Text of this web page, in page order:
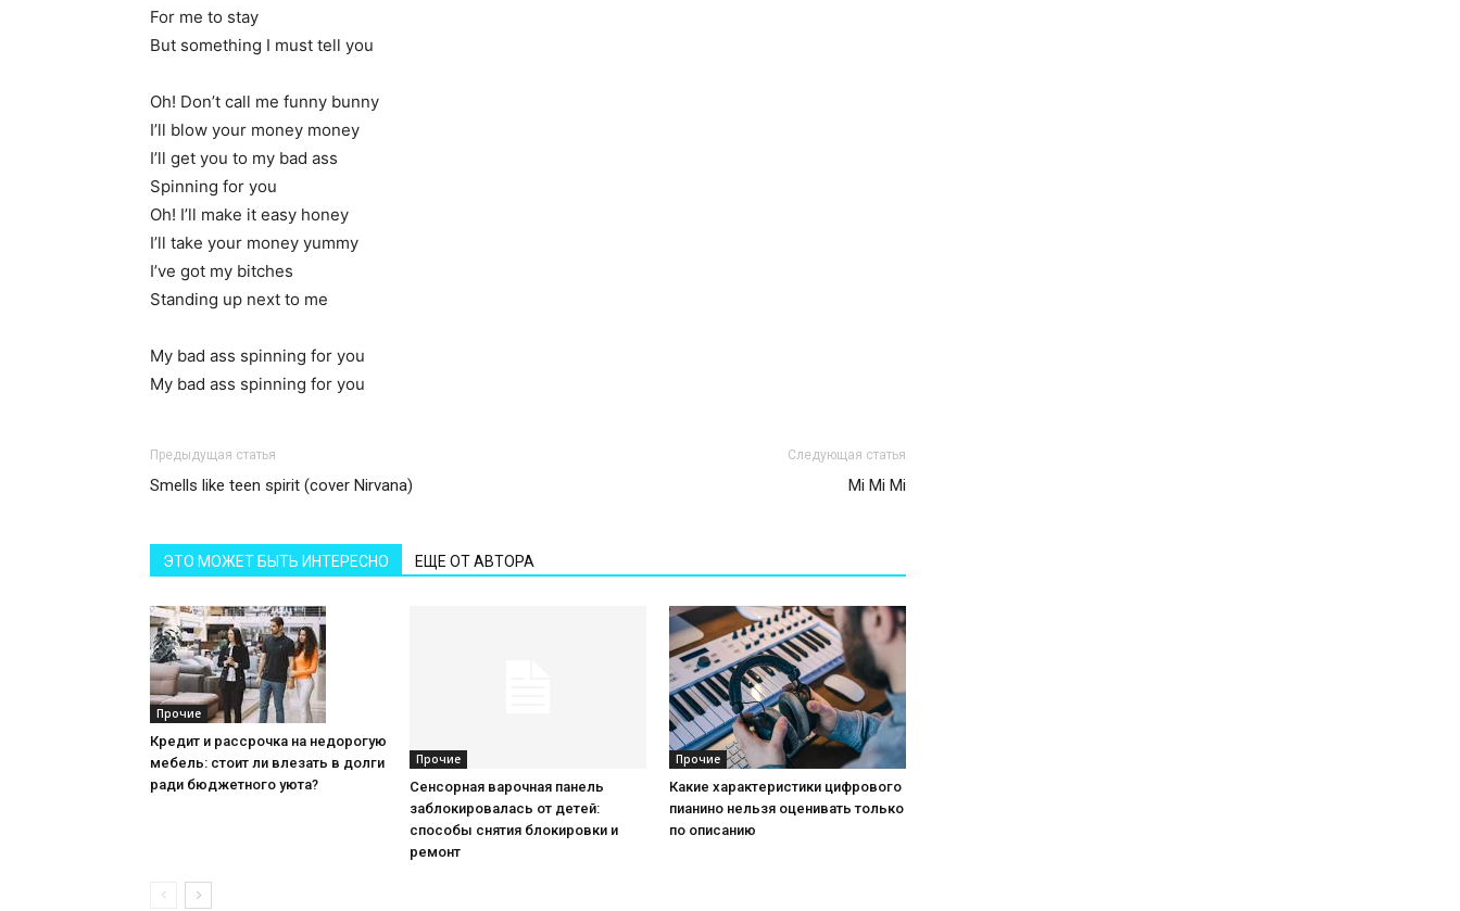
For me to stay
But something I must tell you
Oh! Don’t call me funny bunny
I’ll blow your money money
I’ll get you to my bad ass
Spinning for you
Oh! I’ll make it easy honey
I’ll take your money yummy
I’ve got my bitches
Standing up next to me
My bad ass spinning for you
My bad ass spinning for you
Предыдущая статья
Smells like teen spirit (cover Nirvana)
Следующая статья
Mi Mi Mi
ЭТО МОЖЕТ БЫТЬ ИНТЕРЕСНО ЕЩЕ ОТ АВТОРА
Прочие
Кредит и рассрочка на недорогую
мебель: стоит ли влезать в долги
ради бюджетного уюта?
Прочие
Сенсорная варочная панель
заблокировалась от детей:
способы снятия блокировки и
ремонт
Прочие
Какие характеристики цифрового
пианино нельзя оценивать только
по описанию